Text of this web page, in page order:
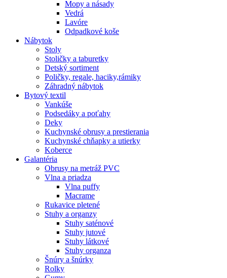
Mopy a násady
Vedrá
Lavóre
Odpadkové koše
Nábytok
Stoly
Stoličky a taburetky
Detský sortiment
Poličky, regale, haciky,rámiky
Záhradný nábytok
Bytový textil
Vankúše
Podsedáky a poťahy
Deky
Kuchynské obrusy a prestierania
Kuchynské chňapky a utierky
Koberce
Galantéria
Obrusy na metráž PVC
Vlna a priadza
Vlna puffy
Macrame
Rukavice pletené
Stuhy a organzy
Stuhy saténové
Stuhy jutové
Stuhy látkové
Stuhy organza
Šnúry a šnúrky
Rolky